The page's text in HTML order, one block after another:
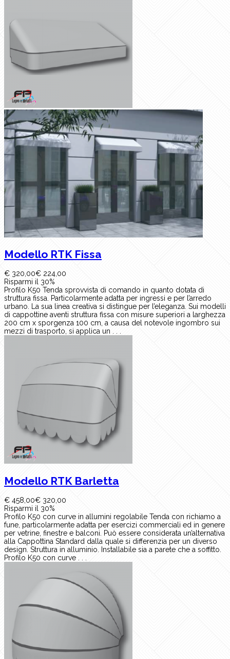
Modello RTK Fissa
€ 320,00€ 224,00
Risparmi il 30%
Profilo K50 Tenda sprovvista di comando in quanto dotata di
struttura fissa. Particolarmente adatta per ingressi e per l’arredo
urbano. La sua linea creativa si distingue per l’eleganza. Sui modelli
di cappottine aventi struttura fissa con misure superiori a larghezza
200 cm x sporgenza 100 cm, a causa del notevole ingombro sui
mezzi di trasporto, si applica un . . .
Modello RTK Barletta
€ 458,00€ 320,00
Risparmi il 30%
Profilo K50 con curve in allumini regolabile Tenda con richiamo a
fune, particolarmente adatta per esercizi commerciali ed in genere
per vetrine, finestre e balconi. Può essere considerata un’alternativa
alla Cappottina Standard dalla quale si differenzia per un diverso
design. Struttura in alluminio. Installabile sia a parete che a soffitto.
Profilo K50 con curve . . .